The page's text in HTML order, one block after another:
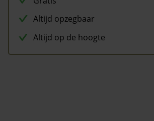
Altijd opzegbaar
Altijd op de hoogte